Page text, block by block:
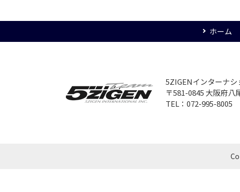
ホーム
5ZIGENインターナ
〒581-0845 大阪府八
TEL：072-995-8005